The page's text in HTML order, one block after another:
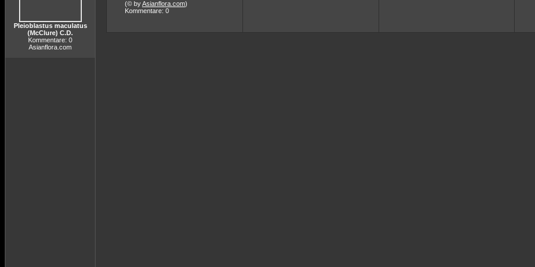
Pleioblastus maculatus
(McClure) C.D.
Kommentare: 0
Asianflora.com
(© byAsianflora.com)
Kommentare: 0